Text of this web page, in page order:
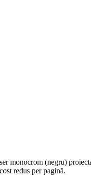
monocrom (negru)
redus per pagină.